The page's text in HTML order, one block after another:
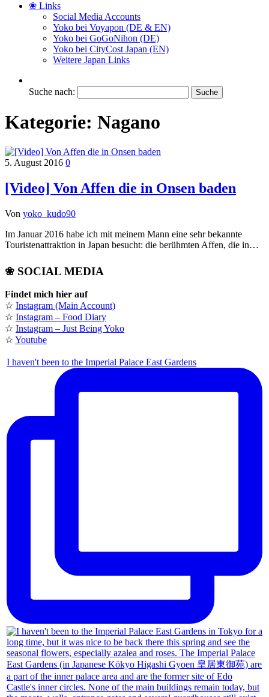
❀ Links
Social Media Accounts
Yoko bei Voyapon (DE & EN)
Yoko bei GoGoNihon (DE)
Yoko bei CityCost Japan (EN)
Weitere Japan Links
Suche nach:
Kategorie: Nagano
5. August 2016 0
[Video] Von Affen die in Onsen baden
Von yoko_kudo90
Im Januar 2016 habe ich mit meinem Mann eine sehr bekannte
Touristenattraktion in Japan besucht: die berühmten Affen, die in…
❀ SOCIAL MEDIA
Findet mich hier auf
☆ Instagram (Main Account)
☆ Instagram – Food Diary
☆ Instagram – Just Being Yoko
☆ Youtube
I haven't been to the Imperial Palace East Gardens